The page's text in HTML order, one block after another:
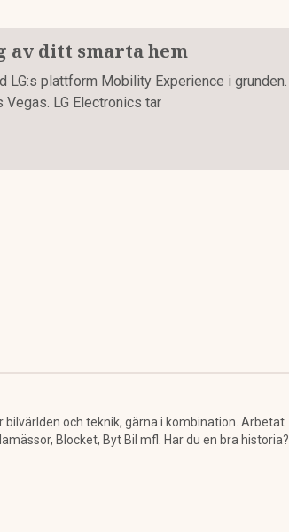
av ditt smarta hem
LG:s plattform Mobility Experience i grunden.
LG Electronics tar
och teknik, gärna i kombination. Arbetat
Blocket, Byt Bil mfl. Har du en bra historia?